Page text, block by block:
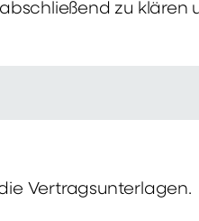
zu klären
Vertragsunterlagen.